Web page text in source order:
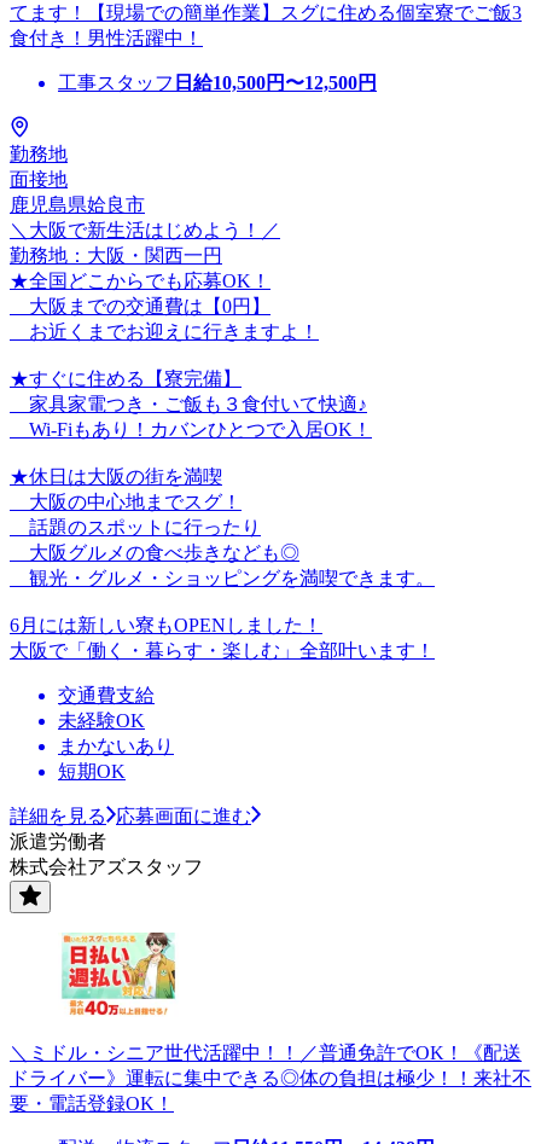
てます！【現場での簡単作業】スグに住める個室寮でご飯3
食付き！男性活躍中！
工事スタッフ 日給10,500円〜12,500円
勤務地
面接地
鹿児島県姶良市
＼大阪で新生活はじめよう！／
勤務地：大阪・関西一円
★全国どこからでも応募OK！
大阪までの交通費は【0円】
お近くまでお迎えに行きますよ！
★すぐに住める【寮完備】
家具家電つき・ご飯も３食付いて快適♪
Wi-Fiもあり！カバンひとつで入居OK！
★休日は大阪の街を満喫
大阪の中心地までスグ！
話題のスポットに行ったり
大阪グルメの食べ歩きなども◎
観光・グルメ・ショッピングを満喫できます。
6月には新しい寮もOPENしました！
大阪で「働く・暮らす・楽しむ」全部叶います！
交通費支給
未経験OK
まかないあり
短期OK
詳細を見る
応募画面に進む
派遣労働者
株式会社アズスタッフ
＼ミドル・シニア世代活躍中！！／普通免許でOK！《配送
ドライバー》運転に集中できる◎体の負担は極少！！来社不
要・電話登録OK！